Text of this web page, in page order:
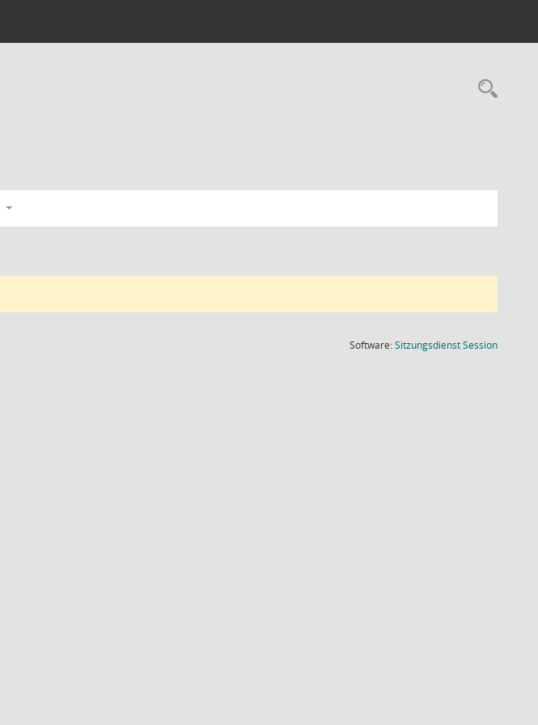
Software:SitzungsdienstSession(Wird in